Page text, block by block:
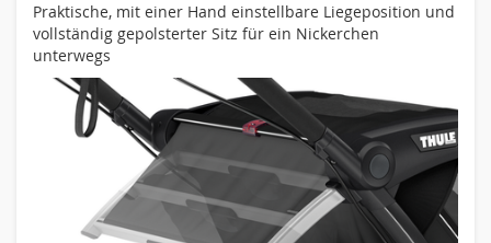
Praktische, mit einer Hand einstellbare Liegeposition und
vollständig gepolsterter Sitz für ein Nickerchen
unterwegs